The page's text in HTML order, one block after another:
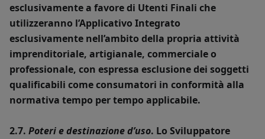
esclusivamente a favore di Utenti Finali che
utilizzeranno l’Applicativo Integrato
esclusivamente nell’ambito della propria attività
imprenditoriale, artigianale, commerciale o
professionale, con espressa esclusione dei soggetti
qualificabili come consumatori in conformità alla
normativa tempo per tempo applicabile.
2.7. Poteri e destinazione d’uso. Lo Sviluppatore